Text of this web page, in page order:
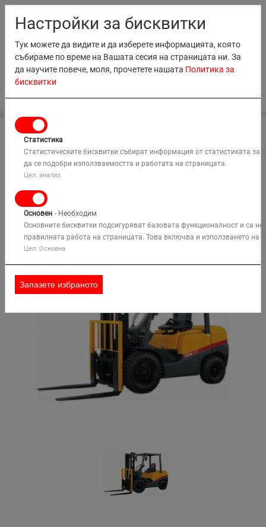
RO
НАЕМАНЕ
ПРОДАЖБИ
ОБУЧЕНИЕ
КОМПАНИЯ
РЕШЕНИЯ
МЕСТА
КОНТАКТ
Начало
Наемане на оборудване
Дивизия Подемни Платформи
Индустриални & Неравен Терен Мотокари
Настройки за бисквитки
Тук можете да видите и да изберете информацията, която
събираме по време на Вашата сесия на страницата ни. За
да научите повече, моля, прочетете нашата Политика за
бисквитки
Статистика
Статистическите бисквитки събират информация от статистиката за
да се подобри използваемостта и работата на страницата.
Цел: анализ
Основен - Необходим
Основните бисквитки подсигуряват базовата функционалност и са
правилната работа на страницата. Това включва и използването на
Цел: Основна
Запазете избраното